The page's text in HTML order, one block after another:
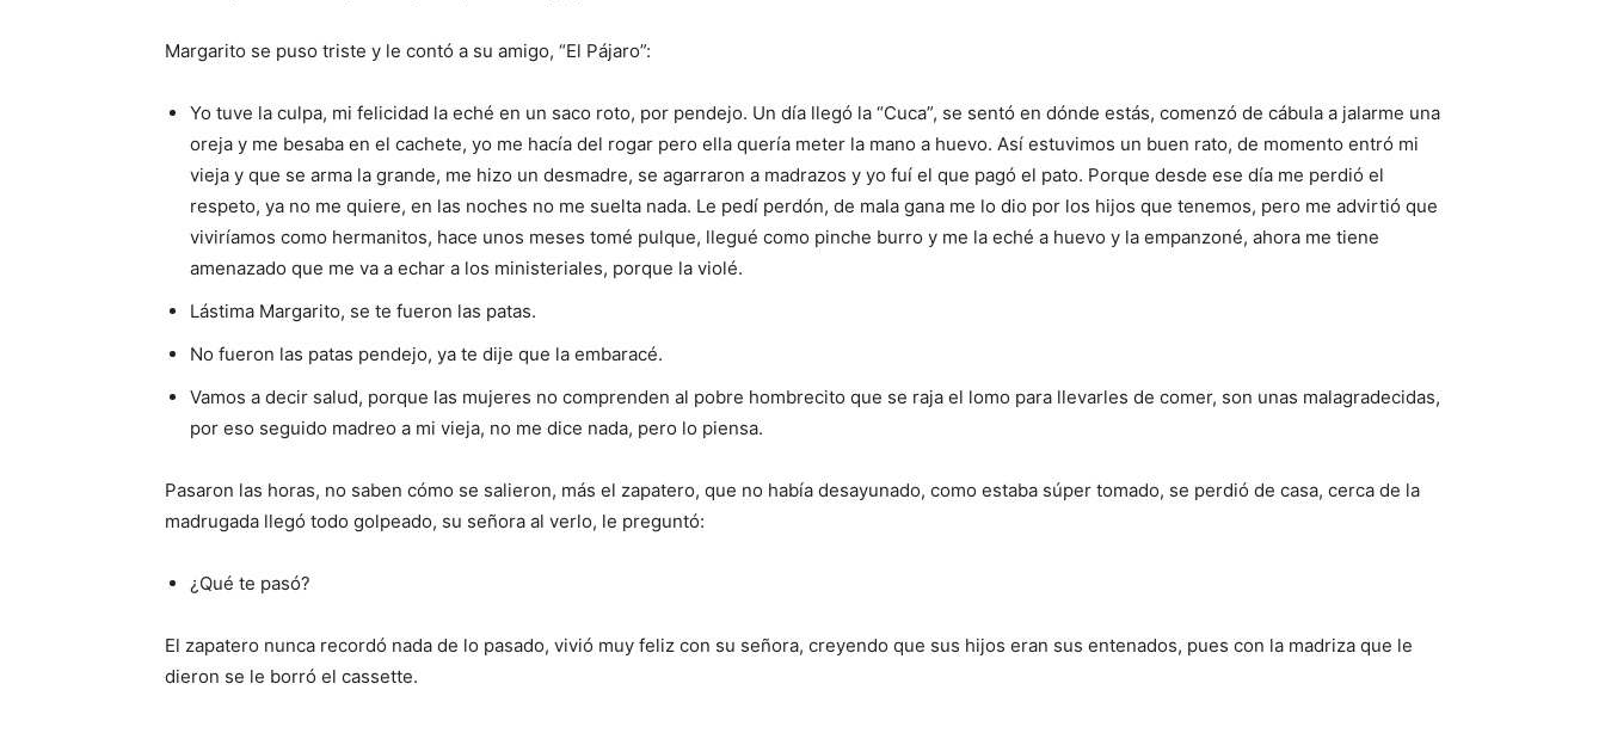
Margarito se puso triste y le contó a su amigo, “El Pájaro”:
Yo tuve la culpa, mi felicidad la eché en un saco roto, por pendejo. Un día llegó la “Cuca”, se sentó en dónde estás, comenzó de cábula a jalarme una
oreja y me besaba en el cachete, yo me hacía del rogar pero ella quería meter la mano a huevo. Así estuvimos un buen rato, de momento entró mi
vieja y que se arma la grande, me hizo un desmadre, se agarraron a madrazos y yo fuí el que pagó el pato. Porque desde ese día me perdió el
respeto, ya no me quiere, en las noches no me suelta nada. Le pedí perdón, de mala gana me lo dio por los hijos que tenemos, pero me advirtió que
viviríamos como hermanitos, hace unos meses tomé pulque, llegué como pinche burro y me la eché a huevo y la empanzoné, ahora me tiene
amenazado que me va a echar a los ministeriales, porque la violé.
Lástima Margarito, se te fueron las patas.
No fueron las patas pendejo, ya te dije que la embaracé.
Vamos a decir salud, porque las mujeres no comprenden al pobre hombrecito que se raja el lomo para llevarles de comer, son unas malagradecidas,
por eso seguido madreo a mi vieja, no me dice nada, pero lo piensa.
Pasaron las horas, no saben cómo se salieron, más el zapatero, que no había desayunado, como estaba súper tomado, se perdió de casa, cerca de la
madrugada llegó todo golpeado, su señora al verlo, le preguntó:
¿Qué te pasó?
El zapatero nunca recordó nada de lo pasado, vivió muy feliz con su señora, creyendo que sus hijos eran sus entenados, pues con la madriza que le
dieron se le borró el cassette.